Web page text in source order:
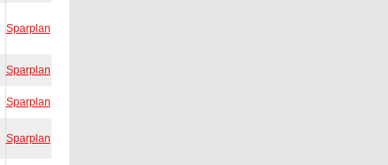
Sparplan
Sparplan
Sparplan
Sparplan